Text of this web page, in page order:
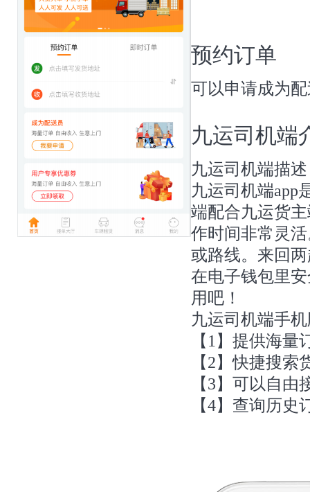
预约订单
可以申请成为
九运司机端
九运司机端描
九运司机端app
端配合九运货
作时间非常灵
或路线。来回
在电子钱包里
用吧！
九运司机端手
【1】提供海
【2】快捷搜
【3】可以自
【4】查询历